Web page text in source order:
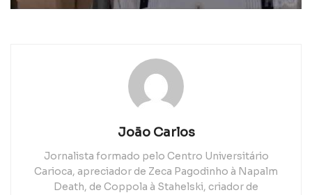
João Carlos
Jornalista formado pelo Centro Universitário
Carioca, apreciador de Zeca Pagodinho à Napalm
Death, de Coppola à Stahelski, criador de